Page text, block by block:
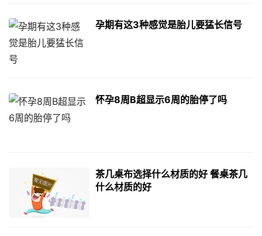
孕期有这3种感觉是胎儿要猛长信号
怀孕8周B超显示6周的胎停了吗
茶几桌布选择什么材质的好 餐桌茶几
什么材质的好